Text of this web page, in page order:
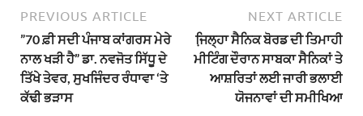
PREVIOUS ARTICLE
”70 ਫ਼ੀ ਸਦੀ ਪੰਜਾਬ ਕਾਂਗਰਸ ਮੇਰੇ
ਨਾਲ ਖੜੀ ਹੈ” ਡਾ. ਨਵਜੋਤ ਸਿੱਧੂ ਦੇ
ਤਿੱਖੇ ਤੇਵਰ, ਸੁਖਜਿੰਦਰ ਰੰਧਾਵਾ ‘ਤੇ
ਕੱਢੀ ਭੜਾਸ
NEXT ARTICLE
ਜਿ਼ਲ੍ਹਾ ਸੈਨਿਕ ਬੋਰਡ ਦੀ ਤਿਮਾਹੀ
ਮੀਟਿੰਗ ਦੌਰਾਨ ਸਾਬਕਾ ਸੈਨਿਕਾਂ ਤੇ
ਆਸ਼ਰਿਤਾਂ ਲਈ ਜਾਰੀ ਭਲਾਈ
ਯੋਜਨਾਵਾਂ ਦੀ ਸਮੀਖਿਆ